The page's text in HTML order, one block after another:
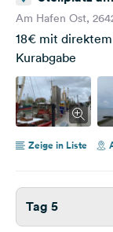
Am Hafen Ost,
18€ mit
Kurabgabe
Zeige in Liste
Tag 5